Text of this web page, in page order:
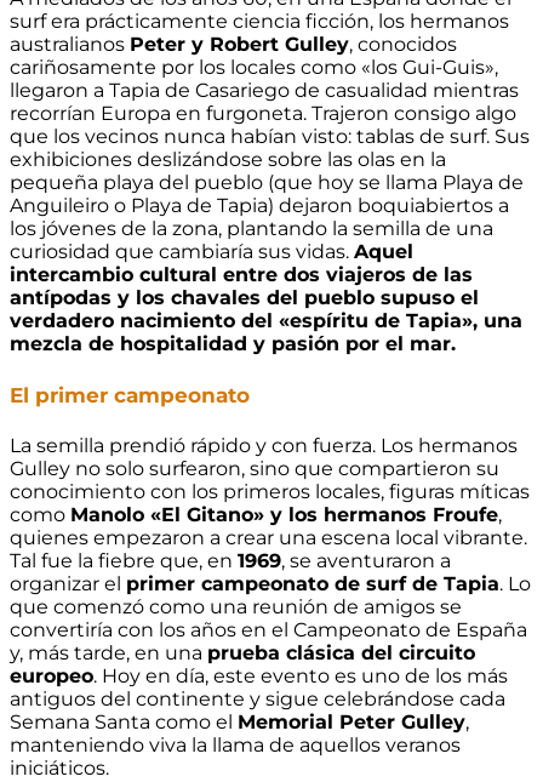
surf era prácticamente ciencia ficción, los hermanos
australianos Peter y Robert Gulley, conocidos
cariñosamente por los locales como «los Gui-Guis»,
llegaron a Tapia de Casariego de casualidad mientras
recorrían Europa en furgoneta. Trajeron consigo algo
que los vecinos nunca habían visto: tablas de surf. Sus
exhibiciones deslizándose sobre las olas en la
pequeña playa del pueblo (que hoy se llama Playa de
Anguileiro o Playa de Tapia) dejaron boquiabiertos a
los jóvenes de la zona, plantando la semilla de una
curiosidad que cambiaría sus vidas. Aquel
intercambio cultural entre dos viajeros de las
antípodas y los chavales del pueblo supuso el
verdadero nacimiento del «espíritu de Tapia», una
mezcla de hospitalidad y pasión por el mar.
El primer campeonato
La semilla prendió rápido y con fuerza. Los hermanos
Gulley no solo surfearon, sino que compartieron su
conocimiento con los primeros locales, figuras míticas
como Manolo «El Gitano» y los hermanos Froufe,
quienes empezaron a crear una escena local vibrante.
Tal fue la fiebre que, en 1969, se aventuraron a
organizar el primer campeonato de surf de Tapia. Lo
que comenzó como una reunión de amigos se
convertiría con los años en el Campeonato de España
y, más tarde, en una prueba clásica del circuito
europeo. Hoy en día, este evento es uno de los más
antiguos del continente y sigue celebrándose cada
Semana Santa como el Memorial Peter Gulley,
manteniendo viva la llama de aquellos veranos
iniciáticos.